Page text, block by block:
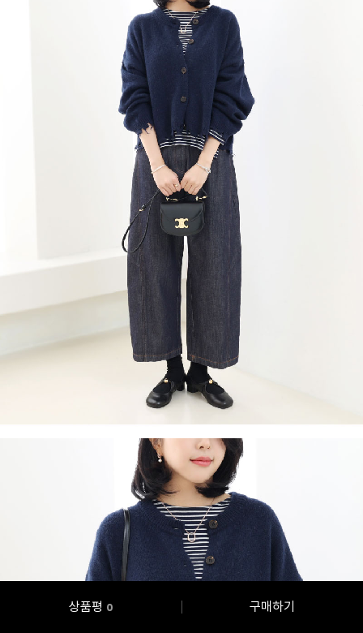
상품평 0 구매하기